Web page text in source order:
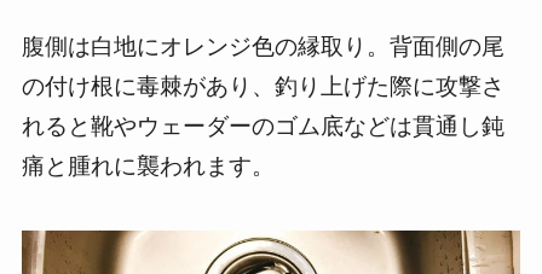
腹側は白地にオレンジ色の縁取り。背面側の尾
の付け根に毒棘があり、釣り上げた際に攻撃さ
れると靴やウェーダーのゴム底などは貫通し鈍
痛と腫れに襲われます。